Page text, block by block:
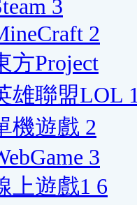
3
2
方Project
雄聯盟LOL 1
機遊戲 2
3
上遊戲1 6